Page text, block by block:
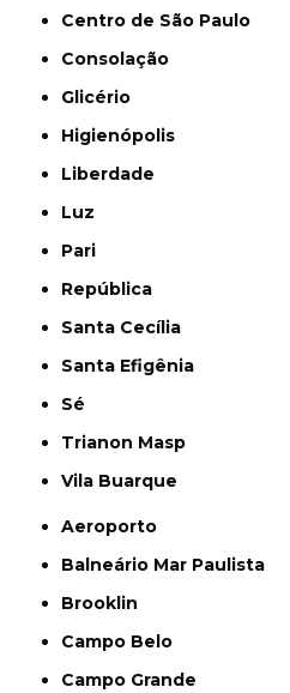
Centro de São Paulo
Consolação
Glicério
Higienópolis
Liberdade
Luz
Pari
República
Santa Cecília
Santa Efigênia
Sé
Trianon Masp
Vila Buarque
Aeroporto
Balneário Mar Paulista
Brooklin
Campo Belo
Campo Grande